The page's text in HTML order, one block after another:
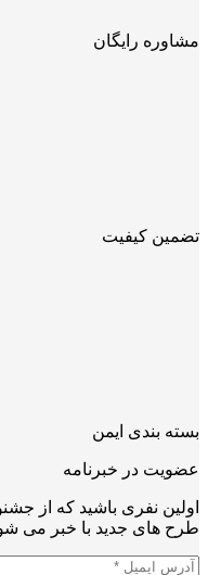
مشاوره رایگان
تضمین کیفیت
بسته بندی ایمن
عضویت در خبرنامه
اولین نفری باشید که از
طرح های جدید با خبر می